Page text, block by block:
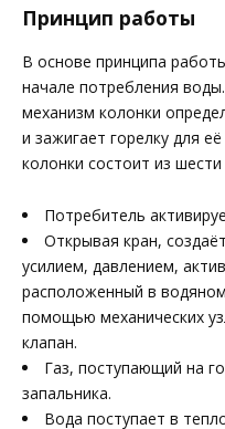
Принцип работы
В основе принципа
начале потребления
механизм колонки
и зажигает горелку для
колонки состоит из шести
Потребитель
Открывая кран,
усилием, давлением,
расположенный в
помощью механических
клапан.
Газ, поступающий на
запальника.
Вода поступает в